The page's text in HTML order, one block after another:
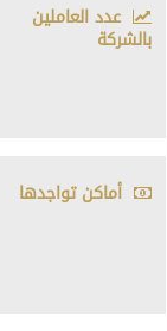
عدد العاملين
بالشركة
أماكن تواجدها